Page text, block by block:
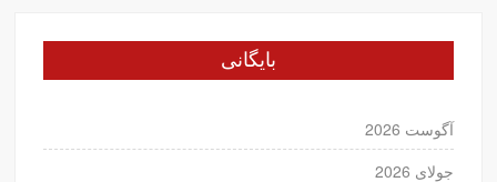
بایگانی
آگوست 2026
جولای 2026